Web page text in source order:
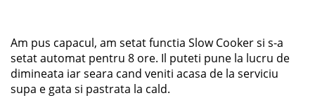
Am pus capacul, am setat functia Slow Cooker si s-a
setat automat pentru 8 ore. Il puteti pune la lucru de
dimineata iar seara cand veniti acasa de la serviciu
supa e gata si pastrata la cald.